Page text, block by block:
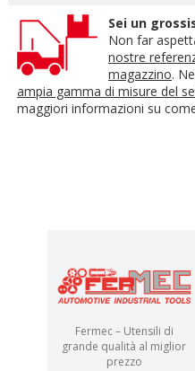
Sei un
Non far
nostre
magazzino.
ampia gamma di misure del
maggiori informazioni su
Fermec – Utensili di
grande qualità al miglior
prezzo